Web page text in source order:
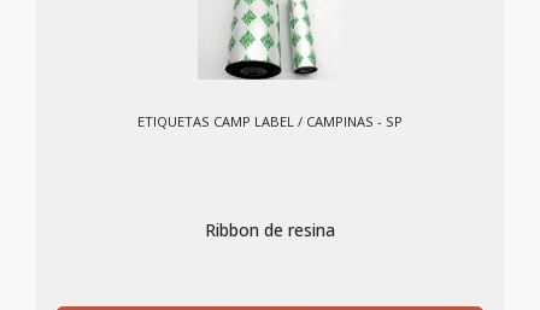
ETIQUETAS CAMP LABEL / CAMPINAS - SP
Ribbon de resina